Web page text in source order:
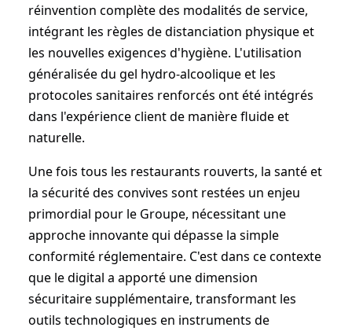
réinvention complète des modalités de service,
intégrant les règles de distanciation physique et
les nouvelles exigences d'hygiène. L'utilisation
généralisée du gel hydro-alcoolique et les
protocoles sanitaires renforcés ont été intégrés
dans l'expérience client de manière fluide et
naturelle.
Une fois tous les restaurants rouverts, la santé et
la sécurité des convives sont restées un enjeu
primordial pour le Groupe, nécessitant une
approche innovante qui dépasse la simple
conformité réglementaire. C'est dans ce contexte
que le digital a apporté une dimension
sécuritaire supplémentaire, transformant les
outils technologiques en instruments de